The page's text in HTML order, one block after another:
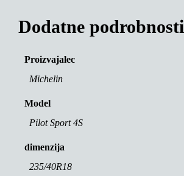
Dodatne podrobnosti
Proizvajalec
Michelin
Model
Pilot Sport 4S
dimenzija
235/40R18